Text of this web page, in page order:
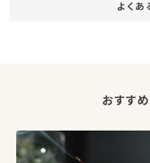
よくあ
おすす